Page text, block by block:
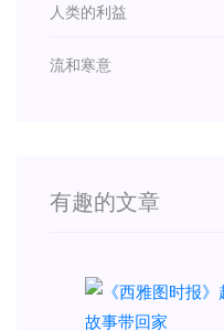
人类的利益
流和寒意
有趣的文章